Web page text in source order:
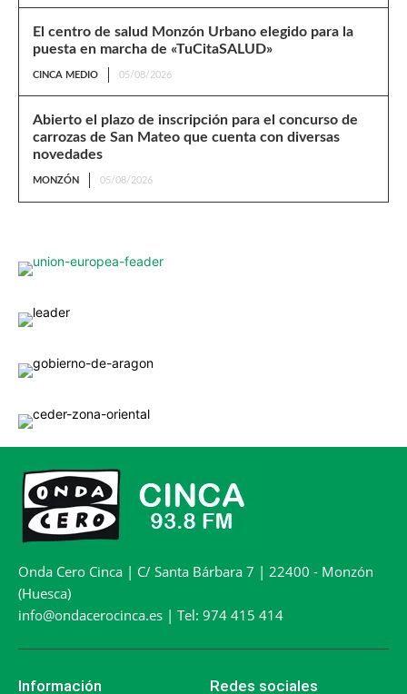
El centro de salud Monzón Urbano elegido para la
puesta en marcha de «TuCitaSALUD»
CINCA MEDIO 05/08/2026
Abierto el plazo de inscripción para el concurso de
carrozas de San Mateo que cuenta con diversas
novedades
MONZÓN 05/08/2026
Onda Cero Cinca | C/ Santa Bárbara 7 | 22400 - Monzón
(Huesca)
info@ondacerocinca.es | Tel: 974 415 414
Información Redes sociales